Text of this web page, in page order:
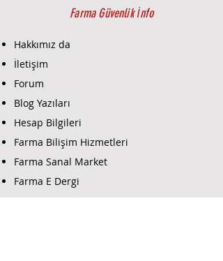
Farma Güvenlik İnfo
Hakkımız da
İletişim
Forum
Blog Yazıları
Hesap Bilgileri
Farma Bilişim Hizmetleri
Farma Sanal Market
Farma E Dergi